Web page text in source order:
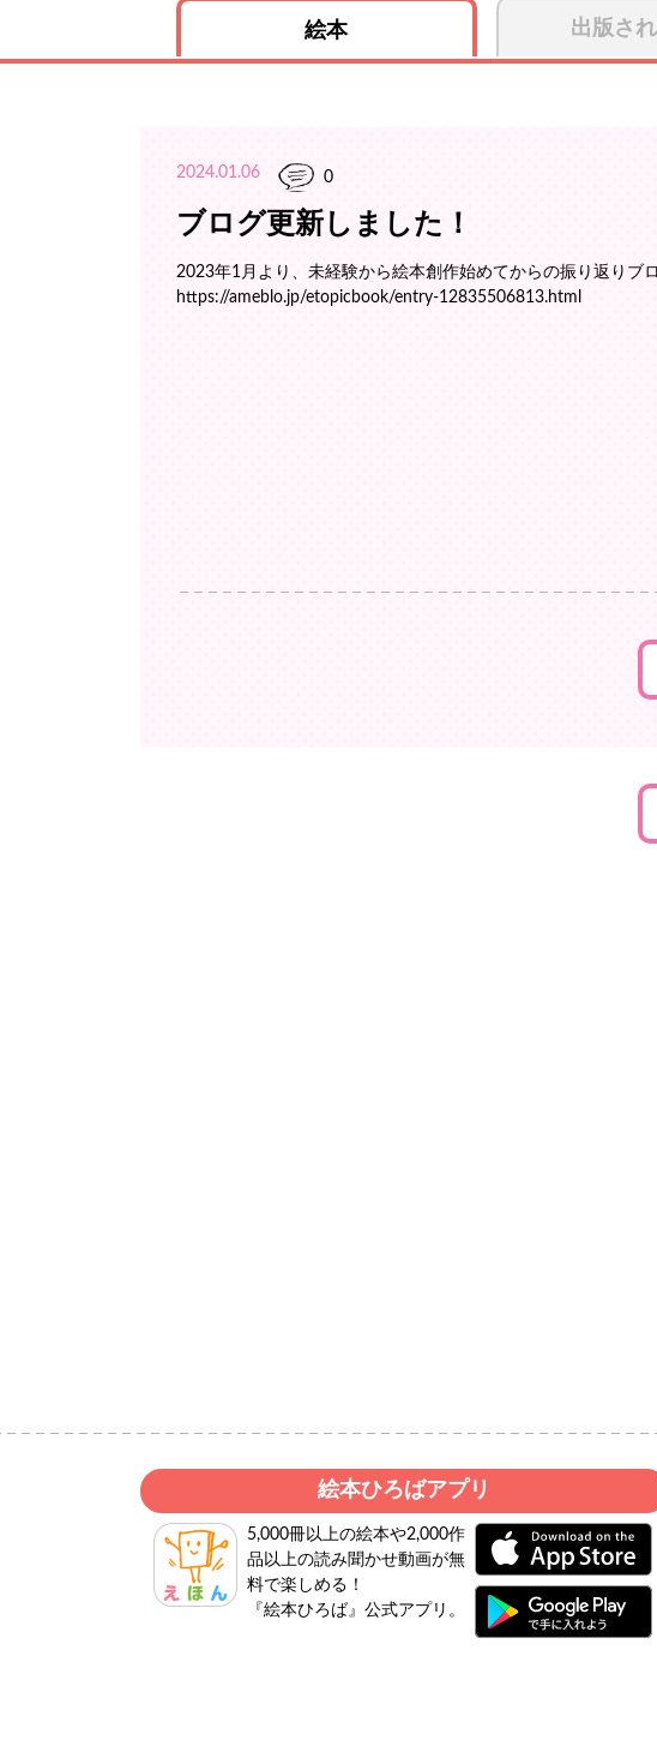
絵本 出版さ
2024.01.06 0
ブログ更新しました！
2023年1月より、未経験から絵本創作始めてからの振り返りブ
https://ameblo.jp/etopicbook/entry-12835506813.html
絵本ひろばアプリ
5,000冊以上の絵本や2,000作
品以上の読み聞かせ動画が無
料で楽しめる！
『絵本ひろば』公式アプリ。